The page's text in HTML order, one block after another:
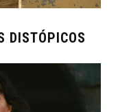
DISTÓPICOS